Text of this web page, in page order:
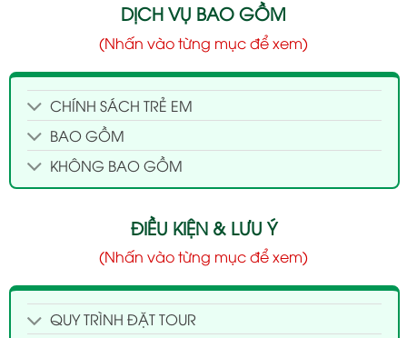
DỊCH VỤ BAO GỒM
(Nhấn vào từng mục để xem)
CHÍNH SÁCH TRẺ EM
BAO GỒM
KHÔNG BAO GỒM
ĐIỀU KIỆN & LƯU Ý
(Nhấn vào từng mục để xem)
QUY TRÌNH ĐẶT TOUR